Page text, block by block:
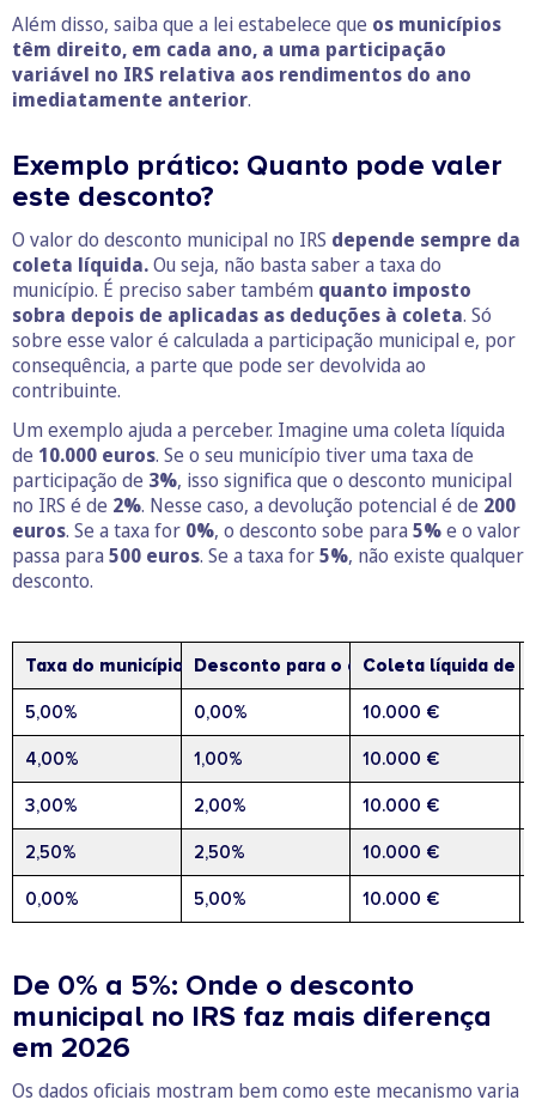
Além disso, saiba que a lei estabelece que os municípios
têm direito, em cada ano, a uma participação
variável no IRS relativa aos rendimentos do ano
imediatamente anterior.
Exemplo prático: Quanto pode valer
este desconto?
O valor do desconto municipal no IRS depende sempre da
coleta líquida.Ou seja, não basta saber a taxa do
município. É preciso saber também quanto imposto
sobra depois de aplicadas as deduções à coleta. Só
sobre esse valor é calculada a participação municipal e, por
consequência, a parte que pode ser devolvida ao
contribuinte.
Um exemplo ajuda a perceber. Imagine uma coleta líquida
de 10.000 euros. Se o seu município tiver uma taxa de
participação de 3%, isso significa que o desconto municipal
no IRS é de 2%. Nesse caso, a devolução potencial é de 200
euros. Se a taxa for 0%, o desconto sobe para 5%e o valor
passa para 500 euros. Se a taxa for5%, não existe qualquer
desconto.
Taxa do município Desconto para o contribuinte
Coleta líquida de
5,00% 0,00% 10.000 €
4,00% 1,00% 10.000 €
3,00% 2,00% 10.000 €
2,50% 2,50% 10.000 €
0,00% 5,00% 10.000 €
De 0% a 5%: Onde o desconto
municipal no IRS faz mais diferença
em 2026
Os dados oficiais mostram bem como este mecanismo varia